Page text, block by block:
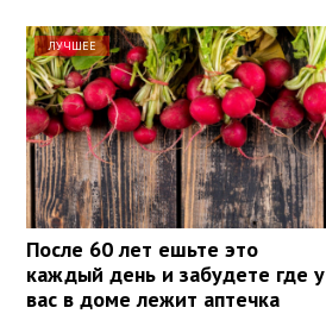
ЛУЧШЕЕ
После 60 лет ешьте это
каждый день и забудете где у
вас в доме лежит аптечка